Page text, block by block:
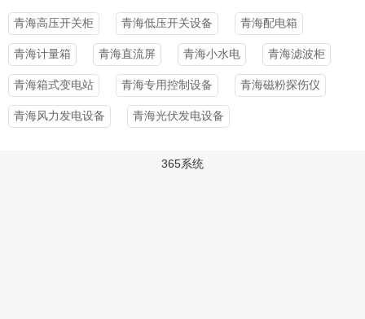
青海高压开关柜 青海低压开关设备 青海配电箱
青海计量箱 青海直流屏 青海小水电 青海滤波柜
青海箱式变电站 青海专用控制设备 青海磁粉探伤仪
青海风力发电设备 青海光伏发电设备
365系统